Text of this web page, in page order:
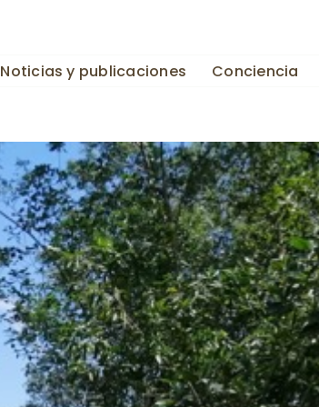
Noticias y publicaciones Conciencia